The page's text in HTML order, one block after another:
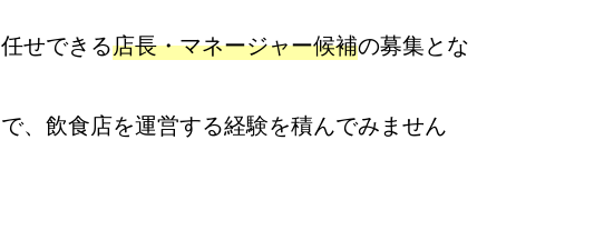
せできる店長・マネージャー候補の募集とな
、飲食店を運営する経験を積んでみません